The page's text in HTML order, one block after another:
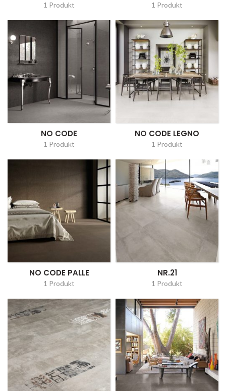
1 Produkt 1 Produkt
NO CODE
1 Produkt
NO CODE LEGNO
1 Produkt
NO CODE PALLE
1 Produkt
NR.21
1 Produkt